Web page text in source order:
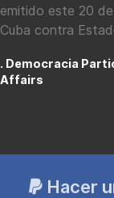
emitido este 20
Cuba contra
. Democracia
Affairs
Hacer